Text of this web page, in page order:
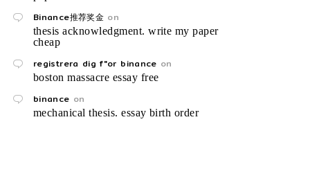
Binance推荐奖金on
thesis acknowledgment. write my paper
cheap
registrera dig f"or binance on
boston massacre essay free
binance on
mechanical thesis. essay birth order